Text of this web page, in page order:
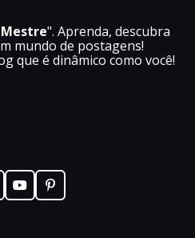
". Aprenda, descubra
mundo de postagens!
que é dinâmico como você!